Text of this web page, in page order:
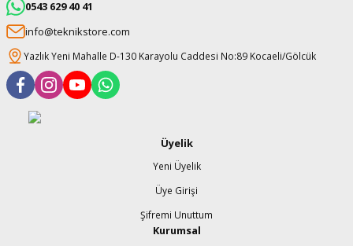
0543 629 40 41
info@teknikstore.com
Yazlık Yeni Mahalle D-130 Karayolu Caddesi No:89 Kocaeli/Gölcük
Üyelik
Yeni Üyelik
Üye Girişi
Şifremi Unuttum
Kurumsal